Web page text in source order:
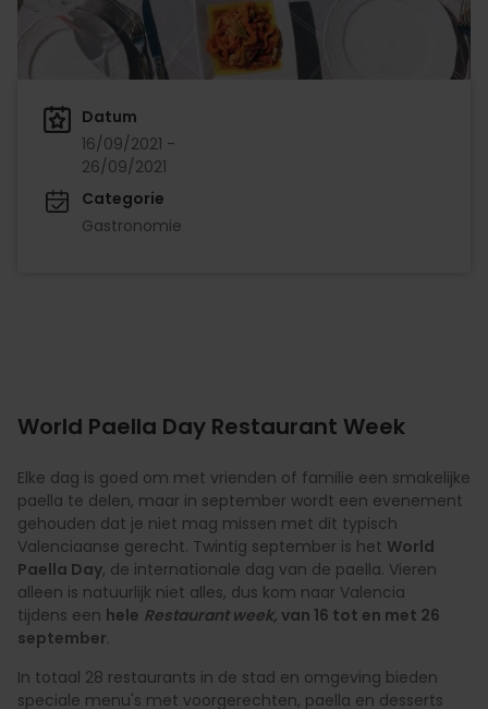
Datum
16/09/2021 -
26/09/2021
Categorie
Gastronomie
World Paella Day Restaurant Week
Elke dag is goed om met vrienden of familie een smakelijke
paella te delen, maar in september wordt een evenement
gehouden dat je niet mag missen met dit typisch
Valenciaanse gerecht. Twintig september is het World
Paella Day, de internationale dag van de paella. Vieren
alleen is natuurlijk niet alles, dus kom naar Valencia
tijdens een hele Restaurant week, van 16 tot en met 26
september.
In totaal 28 restaurants in de stad en omgeving bieden
speciale menu's met voorgerechten, paella en desserts